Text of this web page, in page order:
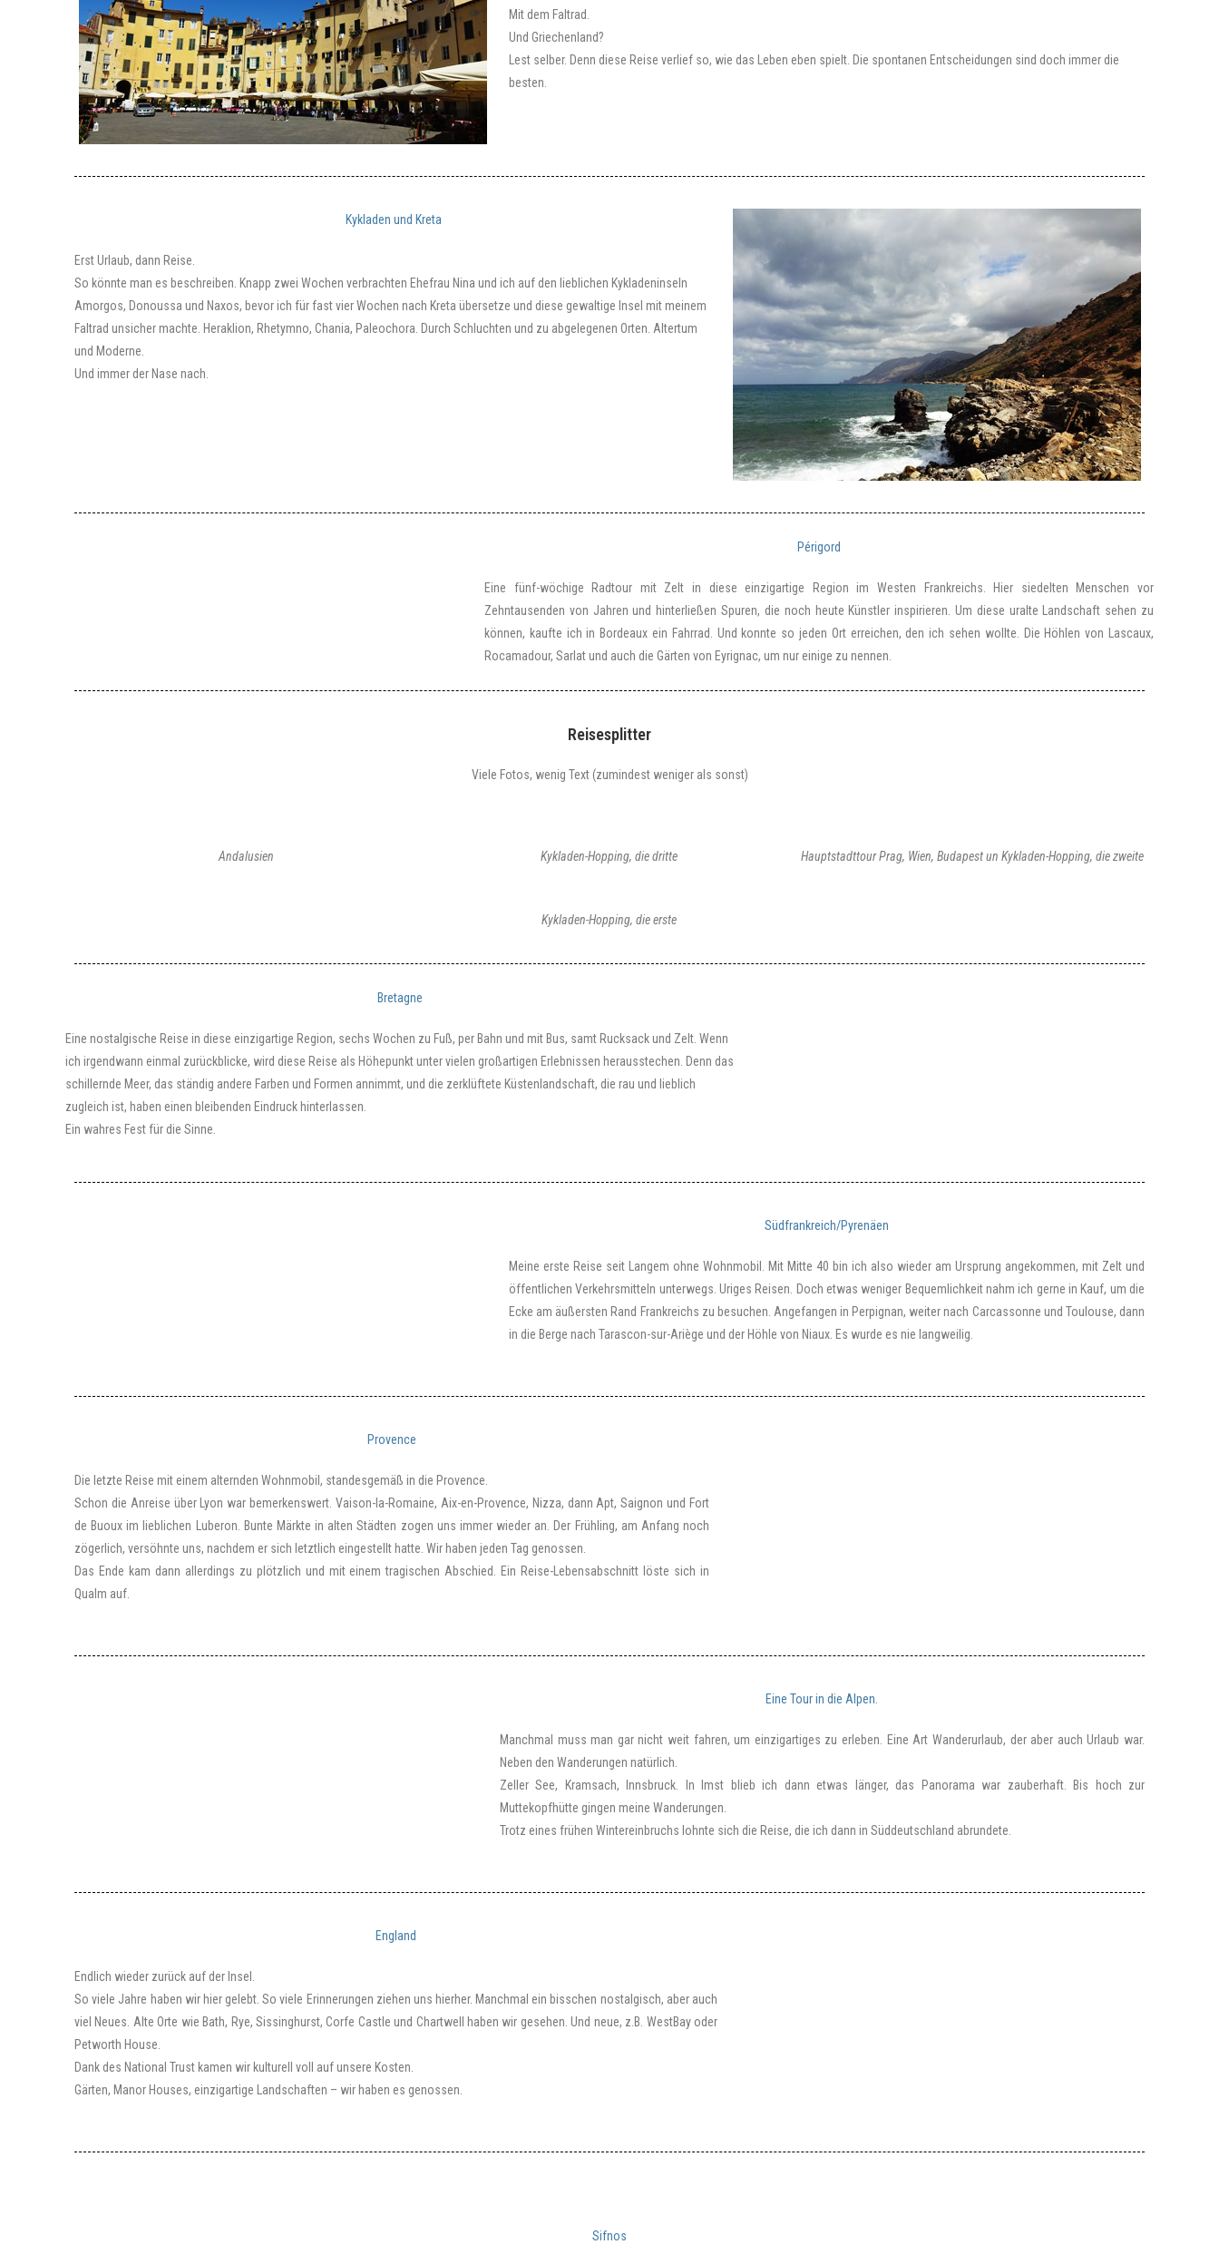
Mit dem Faltrad.
Und Griechenland?
Lest selber. Denn diese Reise verlief so, wie das Leben eben spielt. Die spontanen Entscheidungen sind doch immer die
besten.
Kykladen und Kreta
Erst Urlaub, dann Reise.
So könnte man es beschreiben. Knapp zwei Wochen verbrachten Ehefrau Nina und ich auf den lieblichen Kykladeninseln
Amorgos, Donoussa und Naxos, bevor ich für fast vier Wochen nach Kreta übersetze und diese gewaltige Insel mit meinem
Faltrad unsicher machte. Heraklion, Rhetymno, Chania, Paleochora. Durch Schluchten und zu abgelegenen Orten. Altertum
und Moderne.
Und immer der Nase nach.
Périgord
Eine fünf-wöchige Radtour mit Zelt in diese einzigartige Region im Westen Frankreichs. Hier siedelten Menschen vor
Zehntausenden von Jahren und hinterließen Spuren, die noch heute Künstler inspirieren. Um diese uralte Landschaft sehen zu
können, kaufte ich in Bordeaux ein Fahrrad. Und konnte so jeden Ort erreichen, den ich sehen wollte. Die Höhlen von Lascaux,
Rocamadour, Sarlat und auch die Gärten von Eyrignac, um nur einige zu nennen.
Reisesplitter
Viele Fotos, wenig Text (zumindest weniger als sonst)
Andalusien Kykladen-Hopping, die dritte Hauptstadttour Prag, Wien, Budapest un Kykladen-Hopping, die zweite
Kykladen-Hopping, die erste
Bretagne
Eine nostalgische Reise in diese einzigartige Region, sechs Wochen zu Fuß, per Bahn und mit Bus, samt Rucksack und Zelt. Wenn
ich irgendwann einmal zurückblicke, wird diese Reise als Höhepunkt unter vielen großartigen Erlebnissen herausstechen. Denn das
schillernde Meer, das ständig andere Farben und Formen annimmt, und die zerklüftete Küstenlandschaft, die rau und lieblich
zugleich ist, haben einen bleibenden Eindruck hinterlassen.
Ein wahres Fest für die Sinne.
Südfrankreich/Pyrenäen
Meine erste Reise seit Langem ohne Wohnmobil. Mit Mitte 40 bin ich also wieder am Ursprung angekommen, mit Zelt und
öffentlichen Verkehrsmitteln unterwegs. Uriges Reisen. Doch etwas weniger Bequemlichkeit nahm ich gerne in Kauf, um die
Ecke am äußersten Rand Frankreichs zu besuchen. Angefangen in Perpignan, weiter nach Carcassonne und Toulouse, dann
in die Berge nach Tarascon-sur-Ariège und der Höhle von Niaux. Es wurde es nie langweilig.
Provence
Die letzte Reise mit einem alternden Wohnmobil, standesgemäß in die Provence.
Schon die Anreise über Lyon war bemerkenswert. Vaison-la-Romaine, Aix-en-Provence, Nizza, dann Apt, Saignon und Fort
de Buoux im lieblichen Luberon. Bunte Märkte in alten Städten zogen uns immer wieder an. Der Frühling, am Anfang noch
zögerlich, versöhnte uns, nachdem er sich letztlich eingestellt hatte. Wir haben jeden Tag genossen.
Das Ende kam dann allerdings zu plötzlich und mit einem tragischen Abschied. Ein Reise-Lebensabschnitt löste sich in
Qualm auf.
Eine Tour in die Alpen.
Manchmal muss man gar nicht weit fahren, um einzigartiges zu erleben. Eine Art Wanderurlaub, der aber auch Urlaub war.
Neben den Wanderungen natürlich.
Zeller See, Kramsach, Innsbruck. In Imst blieb ich dann etwas länger, das Panorama war zauberhaft. Bis hoch zur
Muttekopfhütte gingen meine Wanderungen.
Trotz eines frühen Wintereinbruchs lohnte sich die Reise, die ich dann in Süddeutschland abrundete.
England
Endlich wieder zurück auf der Insel.
So viele Jahre haben wir hier gelebt. So viele Erinnerungen ziehen uns hierher. Manchmal ein bisschen nostalgisch, aber auch
viel Neues. Alte Orte wie Bath, Rye, Sissinghurst, Corfe Castle und Chartwell haben wir gesehen. Und neue, z.B. WestBay oder
Petworth House.
Dank des National Trust kamen wir kulturell voll auf unsere Kosten.
Gärten, Manor Houses, einzigartige Landschaften – wir haben es genossen.
Sifnos